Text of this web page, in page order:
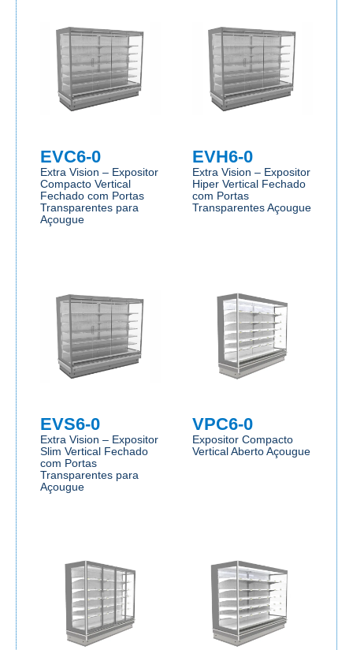
EVC6-0
Extra Vision – Expositor
Compacto Vertical
Fechado com Portas
Transparentes para
Açougue
EVH6-0
Extra Vision – Expositor
Hiper Vertical Fechado
com Portas
Transparentes Açougue
EVS6-0
Extra Vision – Expositor
Slim Vertical Fechado
com Portas
Transparentes para
Açougue
VPC6-0
Expositor Compacto
Vertical Aberto Açougue